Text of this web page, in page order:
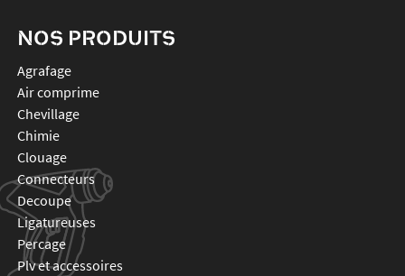
NOS PRODUITS
agrafage
air comprime
chevillage
chimie
clouage
connecteurs
decoupe
ligatureuses
percage
plv et accessoires